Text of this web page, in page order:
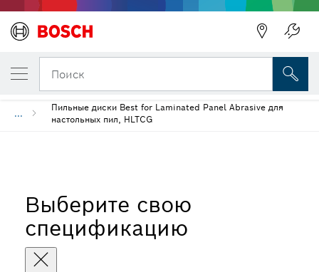
Поиск
...
Пильные диски Best for Laminated Panel Abrasive для
настольных пил, HLTCG
Выберите свою
спецификацию
ВЫБРАННЫЙ ВАРИАНТ
Пильный диск Top Precision Best for